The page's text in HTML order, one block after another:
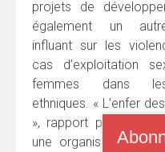
projets de
également un
influant sur les
cas d’exploitation
femmes dans
ethniques. « L’enfer
», rapport publié
une organisation de